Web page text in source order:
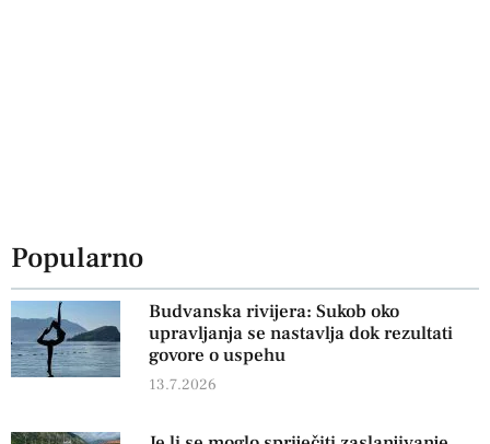
Popularno
Budvanska rivijera: Sukob oko
upravljanja se nastavlja dok rezultati
govore o uspehu
13.7.2026